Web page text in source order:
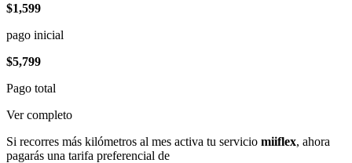
$1,599
pago inicial
$5,799
Pago total
Ver completo
Si recorres más kilómetros al mes activa tu servicio miiflex, ahora
pagarás una tarifa preferencial de